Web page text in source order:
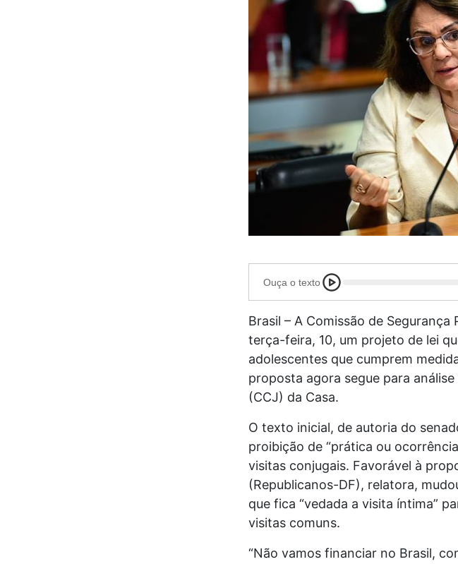
Ouça o texto
Brasil – A Comissão de
terça-feira, 10, um projeto de lei
adolescentes que cumprem
proposta agora segue para
(CCJ) da Casa.
O texto inicial, de autoria do
proibição de “prática ou
visitas conjugais. Favorável à
(Republicanos-DF), relatora,
que fica “vedada a visita íntima”
visitas comuns.
“Não vamos financiar no Brasil,